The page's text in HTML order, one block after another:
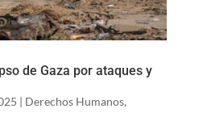
de Gaza por ataques y
| Derechos Humanos,